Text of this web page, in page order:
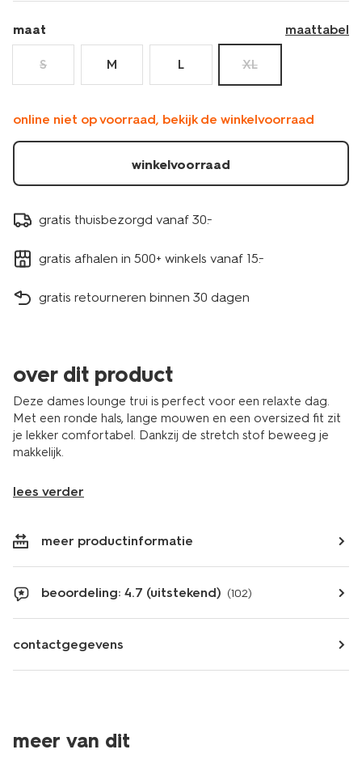
maat maattabel
S M L XL
online niet op voorraad, bekijk de winkelvoorraad
winkelvoorraad
gratis thuisbezorgd vanaf 30.-
gratis afhalen in 500+ winkels vanaf 15.-
gratis retourneren binnen 30 dagen
over dit product
Deze dames lounge trui is perfect voor een relaxte dag.
Met een ronde hals, lange mouwen en een oversized fit zit
je lekker comfortabel. Dankzij de stretch stof beweeg je
makkelijk.
lees verder
meer productinformatie
beoordeling: 4.7 (uitstekend) (102)
contactgegevens
meer van dit
nieuw